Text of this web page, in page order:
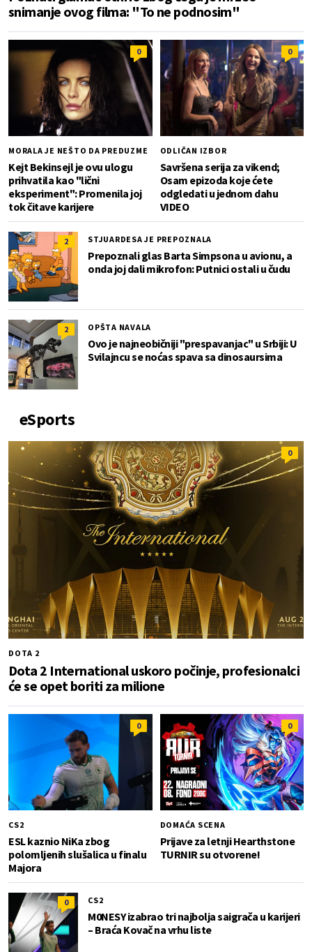
snimanje ovog filma: "To ne podnosim"
0
MORALA JE NEŠTO DA PREDUZME
Kejt Bekinsejl je ovu ulogu
prihvatila kao "lični
eksperiment": Promenila joj
tok čitave karijere
0
ODLIČAN IZBOR
Savršena serija za vikend;
Osam epizoda koje ćete
odgledati u jednom dahu
VIDEO
2 STJUARDESA JE PREPOZNALA
Prepoznali glas Barta Simpsona u avionu, a
onda joj dali mikrofon: Putnici ostali u čudu
2 OPŠTA NAVALA
Ovo je najneobičniji "prespavanjac" u Srbiji: U
Svilajncu se noćas spava sa dinosaursima
eSports
0
DOTA 2
Dota 2 International uskoro počinje, profesionalci
će se opet boriti za milione
0
CS2
ESL kaznio NiKa zbog
polomljenih slušalica u finalu
Majora
0
DOMAĆA SCENA
Prijave za letnji Hearthstone
TURNIR su otvorene!
0 CS2
M0NESY izabrao tri najbolja saigrača u karijeri
– Braća Kovač na vrhu liste